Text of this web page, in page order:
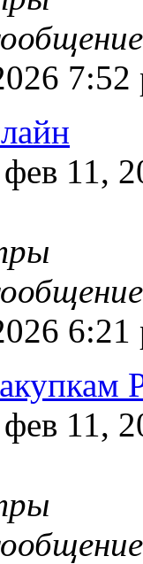
7:52
11,
6:21
11,